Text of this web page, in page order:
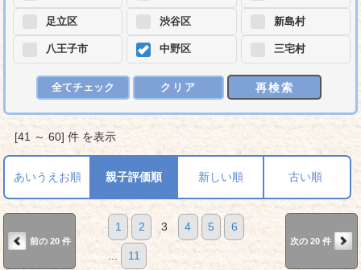
足立区
八王子市
渋谷区
中野区
新島村
三宅村
全てチェック クリア 再検索
[41 ～ 60] 件 を表示
あいうえお順 親子評価順 新しい順 古い順
前の 20 件
1 2 3 4 5 6
... 11
次の 20 件